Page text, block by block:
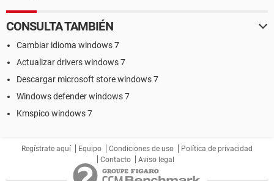
CONSULTA TAMBIÉN
Cambiar idioma windows 7
Actualizar drivers windows 7
Descargar microsoft store windows 7
Windows defender windows 7
Kmspico windows 7
Regístrate aquí Equipo Condiciones de uso
Política de privacidad
Contacto
Aviso legal